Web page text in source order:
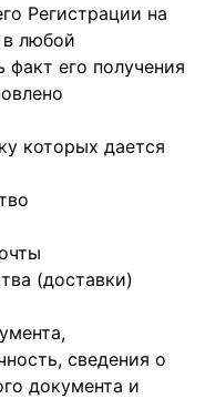
Регистрации на
любой
его получения
которых дается
(доставки)
сведения о
документа и